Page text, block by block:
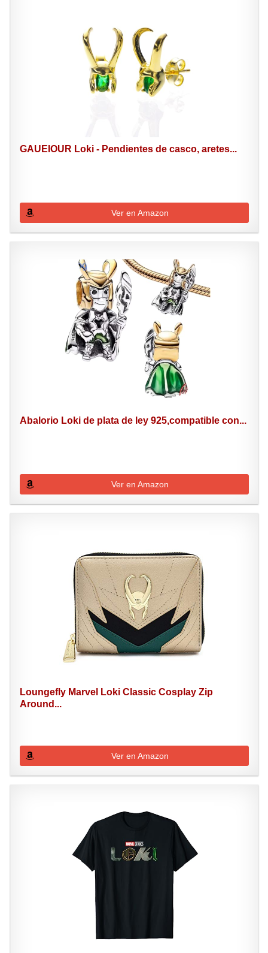
GAUEIOUR Loki - Pendientes de casco, aretes...
Ver en Amazon
Abalorio Loki de plata de ley 925,compatible con...
Ver en Amazon
Loungefly Marvel Loki Classic Cosplay Zip
Around...
Ver en Amazon